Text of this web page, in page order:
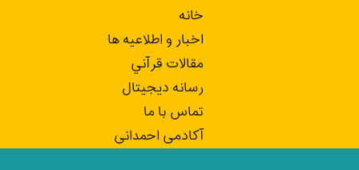
خانه
اخبار و اطلاعيه ها
مقالات قرآني
رسانه ديجيتال
تماس با ما
آکادمی احمدانی